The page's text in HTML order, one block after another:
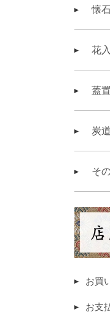
懐
花入
蓋置
炭
そ
お買
お支